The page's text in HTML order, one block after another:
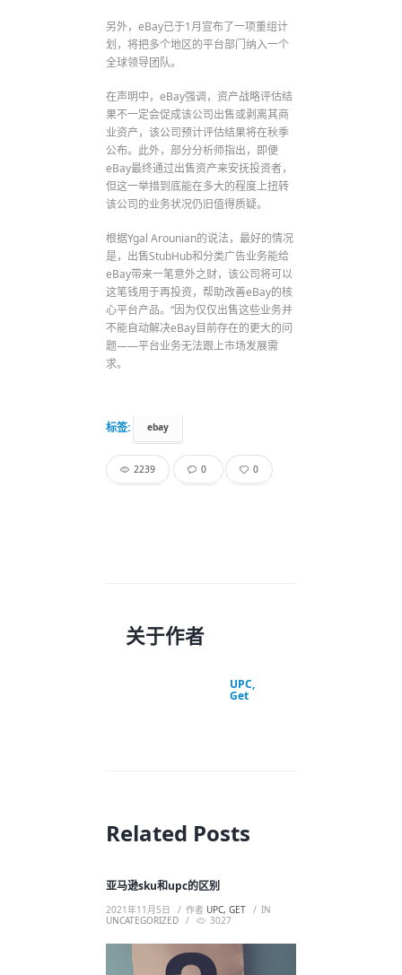
另外，eBay已于1月宣布了一项重组计
划，将把多个地区的平台部门纳入一个
全球领导团队。
在声明中，eBay强调，资产战略评估结
果不一定会促成该公司出售或剥离其商
业资产，该公司预计评估结果将在秋季
公布。此外，部分分析师指出，即便
eBay最终通过出售资产来安抚投资者，
但这一举措到底能在多大的程度上扭转
该公司的业务状况仍旧值得质疑。
根据Ygal Arounian的说法，最好的情况
是，出售StubHub和分类广告业务能给
eBay带来一笔意外之财，该公司将可以
这笔钱用于再投资，帮助改善eBay的核
心平台产品。“因为仅仅出售这些业务并
不能自动解决eBay目前存在的更大的问
题——平台业务无法跟上市场发展需
求。
标签: ebay
2239 0 0
关于作者
UPC,
Get
Related Posts
亚马逊sku和upc的区别
2021年11月5日 作者 UPC, GET
IN
UNCATEGORIZED
3027